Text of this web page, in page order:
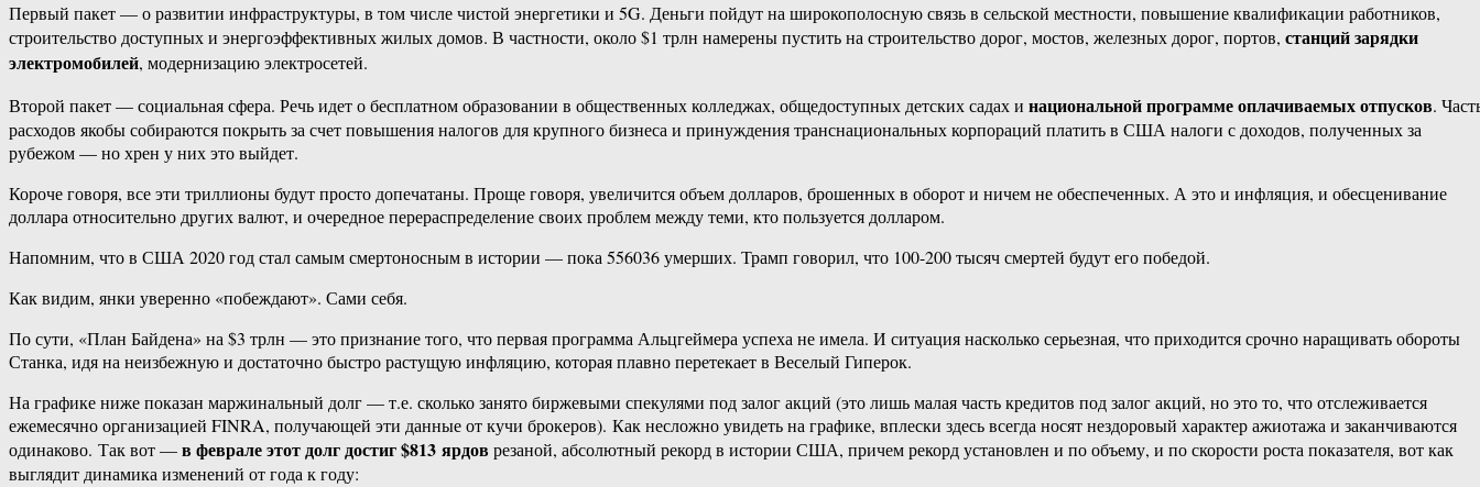
Первый пакет — о развитии инфраструктуры, в том числе чистой энергетики и 5G. Деньги пойдут на широкополосную связь в сельской местности, повышение квалификации работников,
строительство доступных и энергоэффективных жилых домов. В частности, около $1 трлн намерены пустить на строительство дорог, мостов, железных дорог, портов, станций зарядки
электромобилей, модернизацию электросетей.
Второй пакет — социальная сфера. Речь идет о бесплатном образовании в общественных колледжах, общедоступных детских садах и национальной программе оплачиваемых отпусков.
расходов якобы собираются покрыть за счет повышения налогов для крупного бизнеса и принуждения транснациональных корпораций платить в США налоги с доходов, полученных за
рубежом — но хрен у них это выйдет.
Короче говоря, все эти триллионы будут просто допечатаны. Проще говоря, увеличится объем долларов, брошенных в оборот и ничем не обеспеченных. А это и инфляция, и обесценивание
доллара относительно других валют, и очередное перераспределение своих проблем между теми, кто пользуется долларом.
Напомним, что в США 2020 год стал самым смертоносным в истории — пока 556036 умерших. Трамп говорил, что 100-200 тысяч смертей будут его победой.
Как видим, янки уверенно «побеждают». Сами себя.
По сути, «План Байдена» на $3 трлн — это признание того, что первая программа Альцгеймера успеха не имела. И ситуация насколько серьезная, что приходится срочно наращивать обороты
Станка, идя на неизбежную и достаточно быстро растущую инфляцию, которая плавно перетекает в Веселый Гиперок.
На графике ниже показан маржинальный долг — т.е. сколько занято биржевыми спекулями под залог акций (это лишь малая часть кредитов под залог акций, но это то, что отслеживается
ежемесячно организацией FINRA, получающей эти данные от кучи брокеров). Как несложно увидеть на графике, вплески здесь всегда носят нездоровый характер ажиотажа и заканчиваются
одинаково. Так вот —в феврале этот долг достиг $813 ярдов резаной, абсолютный рекорд в истории США, причем рекорд установлен и по объему, и по скорости роста показателя, вот как
выглядит динамика изменений от года к году: